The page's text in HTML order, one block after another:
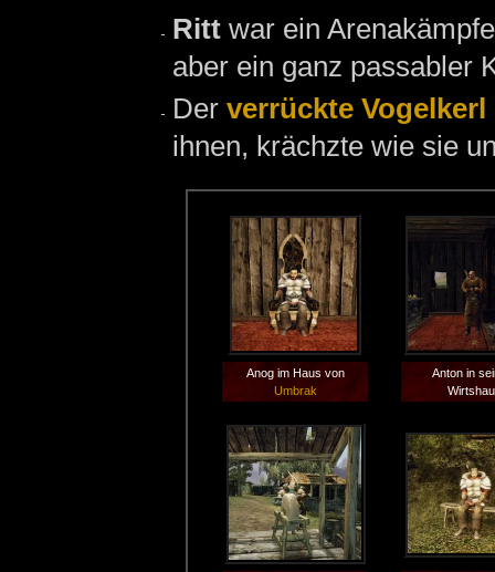
Ritt war ein
aber ein ganz passabler
Der verrückte Vogelkerl
ihnen, krächzte wie sie
Anog im Haus von
Umbrak
Anton in